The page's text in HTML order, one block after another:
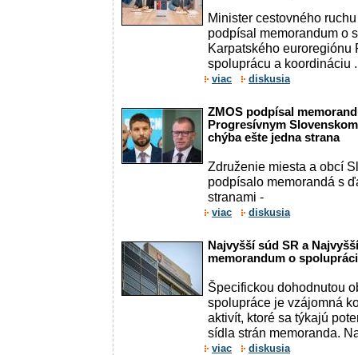
Minister cestovného
podpísal memorandum o
Karpatského
spoluprácu a koordináciu
viac diskusia
ZMOS podpísal
Progresívnym
chýba ešte jedna strana
Združenie miesta a obcí
podpísalo memorandá s
stranami -
viac diskusia
Najvyšší súd SR a
memorandum o spolupráci
Špecifickou dohodnutou
spolupráce je vzájomná
aktivít, ktoré sa týkajú
sídla strán memoranda.
viac diskusia